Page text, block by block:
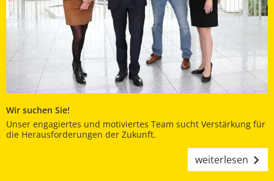
Wir suchen Sie!
Unser engagiertes und motiviertes Team sucht Verstärkung für
die Herausforderungen der Zukunft.
weiterlesen